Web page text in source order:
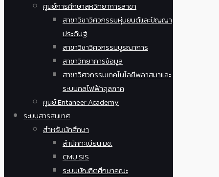
ศูนย์การศึกษาสหวิทยาการสาขา
สาขาวิชาวิศวกรรมหุ่นยนต์และปัญญา
ประดิษฐ์
สาขาวิชาวิศวกรรมบูรณาการ
สาขาวิทยาการข้อมูล
สาขาวิศวกรรมเทคโนโลยีพลาสมาและ
ระบบกลไฟฟ้าจุลภาค
ศูนย์ Entaneer Academy
ระบบสารสนเทศ
สำหรับนักศึกษา
สำนักทะเบียน มช.
CMU SIS
ระบบบัณฑิตศึกษาคณะ